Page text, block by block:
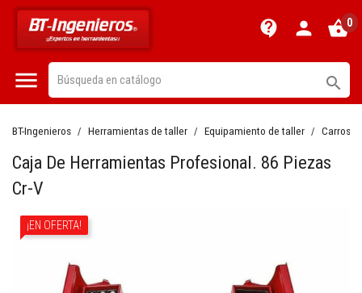
contact_support person shopping_basket0
 
BT-Ingenieros Herramientas de taller Equipamiento de taller Carros
Caja De Herramientas Profesional. 86 Piezas
Cr-V
¡EN OFERTA!